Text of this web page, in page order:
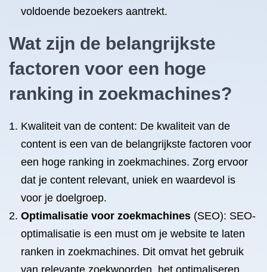
voldoende bezoekers aantrekt.
Wat zijn de belangrijkste
factoren voor een hoge
ranking in zoekmachines?
Kwaliteit van de content: De kwaliteit van de
content is een van de belangrijkste factoren voor
een hoge ranking in zoekmachines. Zorg ervoor
dat je content relevant, uniek en waardevol is
voor je doelgroep.
Optimalisatie voor zoekmachines (SEO): SEO-
optimalisatie is een must om je website te laten
ranken in zoekmachines. Dit omvat het gebruik
van relevante zoekwoorden, het optimaliseren